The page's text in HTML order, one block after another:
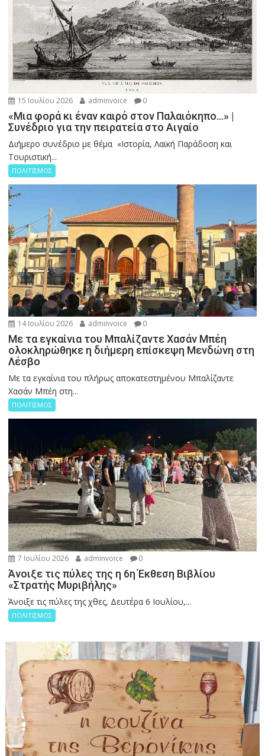
15 Ιουλίου 2026 adminvoice 0
«Μια φορά κι έναν καιρό στον Παλαιόκηπο…» |
Συνέδριο για την πειρατεία στο Αιγαίο
Διήμερο συνέδριο με θέμα «Ιστορία, Λαϊκή Παράδοση και
Τουριστική...
ΠΟΛΙΤΙΣΜΟΣ
14 Ιουλίου 2026 adminvoice 0
Με τα εγκαίνια του Μπαλίζαντε Χασάν Μπέη
ολοκληρώθηκε η διήμερη επίσκεψη Μενδώνη στη
Λέσβο
Με τα εγκαίνια του πλήρως αποκατεστημένου Μπαλίζαντε
Χασάν Μπέη στη...
ΠΟΛΙΤΙΣΜΟΣ
7 Ιουλίου 2026 adminvoice 0
Άνοιξε τις πύλες της η 6η Έκθεση Βιβλίου
«Στρατής Μυριβήλης»
Άνοιξε τις πύλες της χθες, Δευτέρα 6 Ιουλίου,...
ΠΟΛΙΤΙΣΜΟΣ